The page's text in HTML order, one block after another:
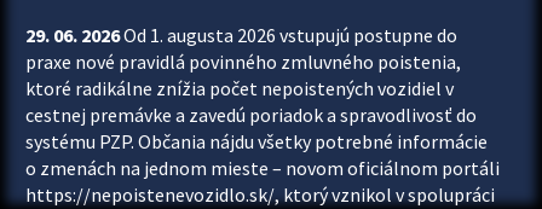
29. 06. 2026Od 1. augusta 2026 vstupujú postupne do
praxe nové pravidlá povinného zmluvného poistenia,
ktoré radikálne znížia počet nepoistených vozidiel v
cestnej premávke a zavedú poriadok a spravodlivosť do
systému PZP. Občania nájdu všetky potrebné informácie
o zmenách na jednom mieste – novom oficiálnom portáli
https://nepoistenevozidlo.sk/, ktorý vznikol v spolupráci